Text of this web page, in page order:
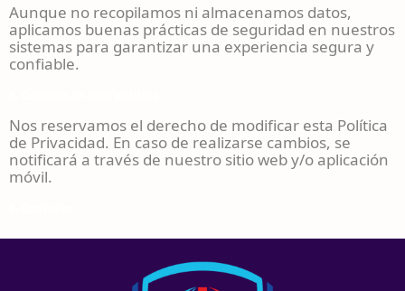
Aunque no recopilamos ni almacenamos datos,
aplicamos buenas prácticas de seguridad en nuestros
sistemas para garantizar una experiencia segura y
confiable.
Nos reservamos el derecho de modificar esta Política
de Privacidad. En caso de realizarse cambios, se
notificará a través de nuestro sitio web y/o aplicación
móvil.